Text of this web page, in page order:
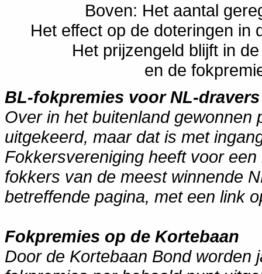
Boven: Het aantal
Het effect op de doteringen in
Het prijzengeld blijft in
en de
BL-fokpremies voor NL-dravers
Over in het buitenland gewonnen
uitgekeerd, maar dat is met
Fokkersvereniging heeft voor
fokkers van de meest winnende
betreffende pagina, met een link
Fokpremies op de Kortebaan
Door de Kortebaan Bond worden